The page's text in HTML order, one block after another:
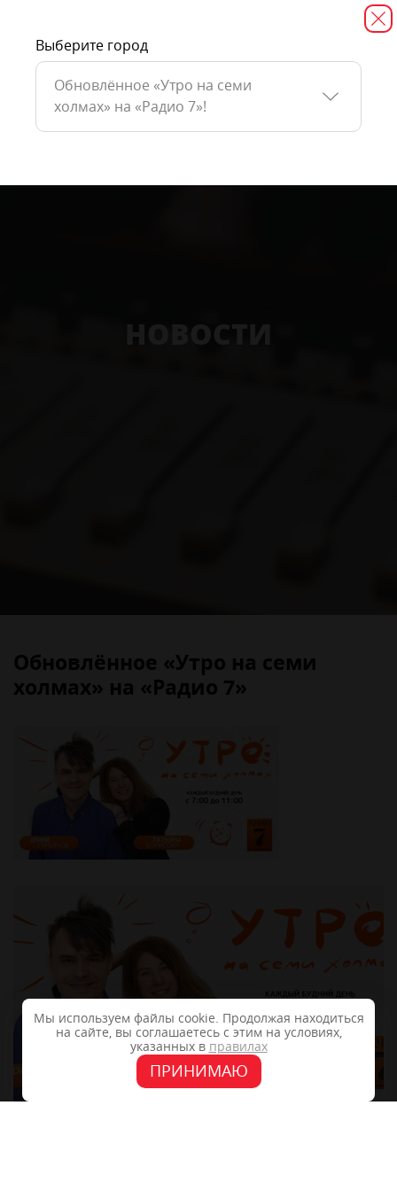
Обновлённое «Утро на семи
холмах» на «Радио 7»
Мы используем файлы cookie. Продолжая находиться
на сайте, вы соглашаетесь с этим на условиях,
указанных в правилах
ПРИНИМАЮ
Выберите город
Обновлённое «Утро на семи
холмах» на «Радио 7»!